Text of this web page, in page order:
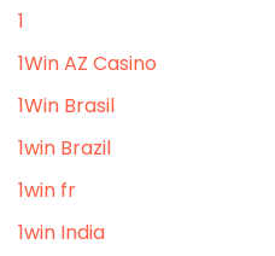
1
1Win AZ Casino
1Win Brasil
1win Brazil
1win fr
1win India